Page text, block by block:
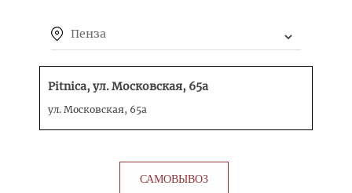
Пенза
Pitnica, ул. Московская, 65а
ул. Московская, 65а
САМОВЫВОЗ